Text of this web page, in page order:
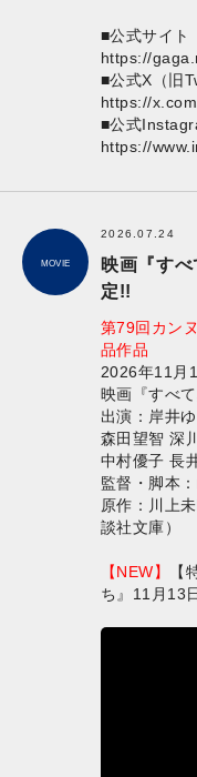
■公式サイト
https://
■公式X（旧
https://
■公式
https://
MOVIE
2026.07.24
映画『す
定!!
第79回カン
品作品
2026年11月
映画『すべ
出演：岸井
森田望智 深
中村優子 長
監督・脚本
原作：川上
談社文庫）
【NEW】
【
ち』11月13